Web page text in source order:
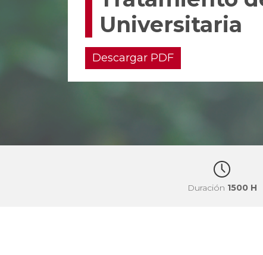
Universitaria
Descargar PDF
Duración 1500 H